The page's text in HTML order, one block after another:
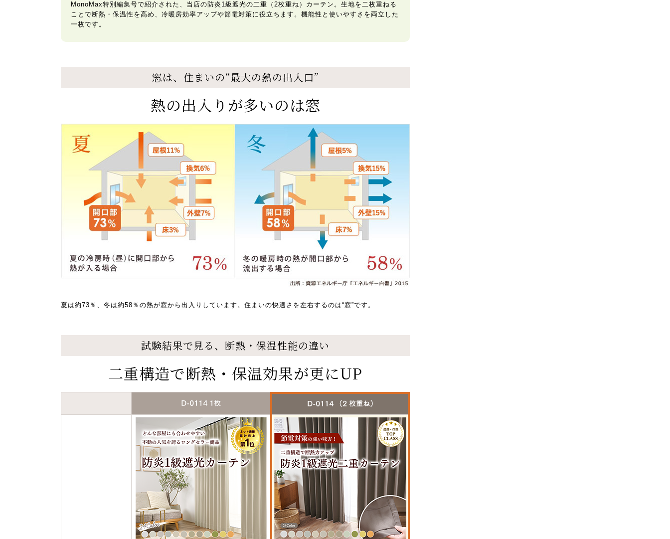
MonoMax特別編集号で紹介された、当店の防炎1級遮光の二重（2枚重ね）カーテン。生地を二枚重ねる
ことで断熱・保温性を高め、冷暖房効率アップや節電対策に役立ちます。機能性と使いやすさを両立した
一枚です。
窓は、住まいの“最大の熱の出入口”
熱の出入りが多いのは窓
夏は約73％、冬は約58％の熱が窓から出入りしています。住まいの快適さを左右するのは“窓”です。
試験結果で見る、断熱・保温性能の違い
二重構造で断熱・保温効果が更にUP